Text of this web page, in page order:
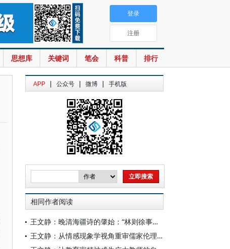
思想库 关键词 笔会 科普 排行
登录
注册
APP | 公众号 | 微博 | 手机版
相同作者阅读
王文静：晚清海疆诗的肇始：“林则徐事件”的诗歌书写
王文静：从情感现象学视角重审儒家伦理的“结构性伪善”问题